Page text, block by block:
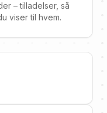
– tilladelser, så
viser til hvem.